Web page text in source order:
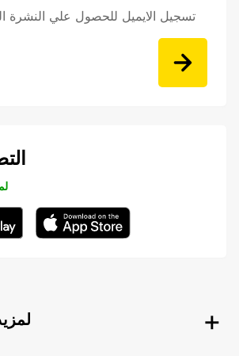
تسجيل الايميل للحصول علي النشرة